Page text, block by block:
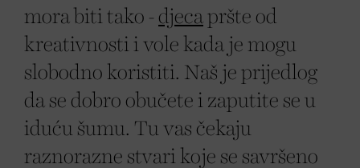
mora biti tako - djeca pršte od
kreativnosti i vole kada je mogu
slobodno koristiti. Naš je prijedlog
da se dobro obučete i zaputite se u
iduću šumu. Tu vas čekaju
raznorazne stvari koje se savršeno